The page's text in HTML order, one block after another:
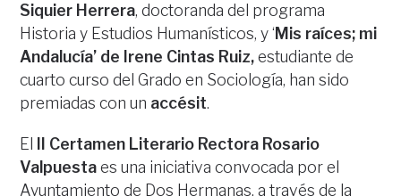
Siquier Herrera, doctoranda del programa
Historia y Estudios Humanísticos, y ‘Mis raíces; mi
Andalucía’ de Irene Cintas Ruiz,estudiante de
cuarto curso del Grado en Sociología, han sido
premiadas con un accésit.
El
II Certamen Literario Rectora Rosario
Valpuestaes una iniciativa convocada por el
Ayuntamiento de Dos Hermanas, a través de la